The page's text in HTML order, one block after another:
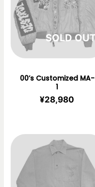
在庫切れ
00’s Customized MA-
1
¥28,980